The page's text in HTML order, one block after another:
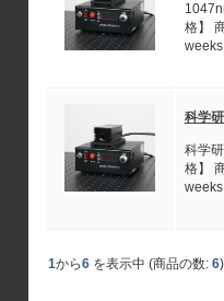
格】
科学
科学
格】
1から6を表示中 (商品の数: 6)